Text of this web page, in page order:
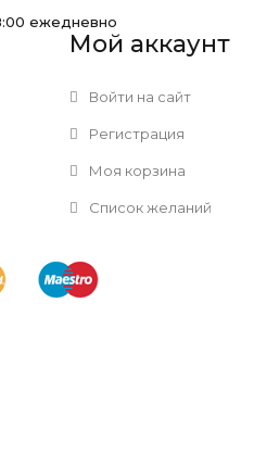
ежедневно
Мой аккаунт
Войти на сайт
Регистрация
Моя корзина
Список желаний